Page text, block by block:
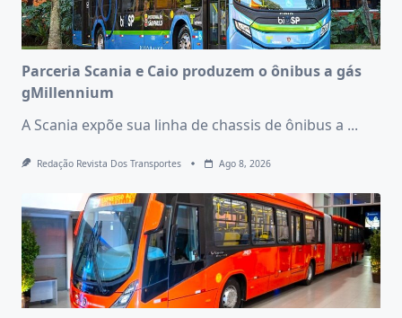
Parceria Scania e Caio produzem o ônibus a gás
gMillennium
A Scania expõe sua linha de chassis de ônibus a ...
Redação Revista Dos Transportes Ago 8, 2026